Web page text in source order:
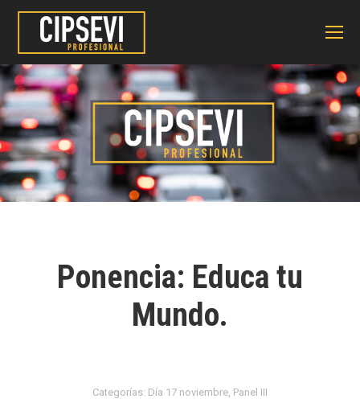
Ponencia: Educa tu
Mundo.
Categorías: Día 17 noviembre, Panel III